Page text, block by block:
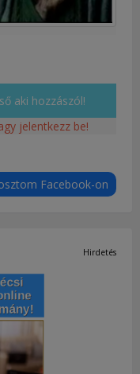
aki hozzászól!
jelentkezz be!
Facebook-on
Hirdetés